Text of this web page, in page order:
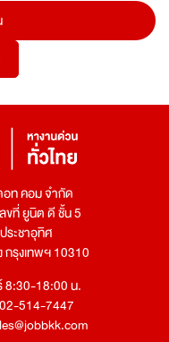
อท คอม จำกัด
ขที่ ยูนิต ดี ชั้น 5
ระชาอุทิศ
กรุงเทพฯ 10310
8:30-18:00 น.
514-7447